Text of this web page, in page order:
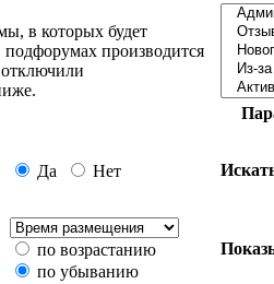
в которых будет
производится
Да Нет
по возрастанию
по убыванию